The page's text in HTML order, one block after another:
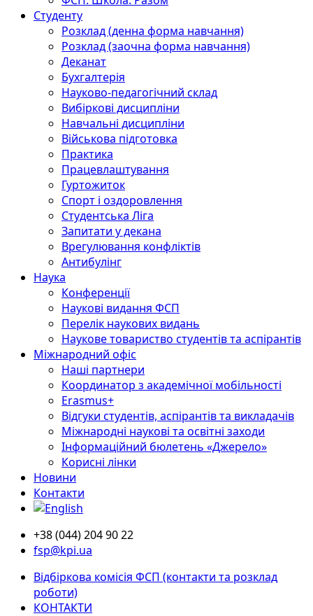
Студенту
Розклад (денна форма навчання)
Розклад (заочна форма навчання)
Деканат
Бухгалтерія
Науково-педагогічний склад
Вибіркові дисципліни
Навчальні дисципліни
Військова підготовка
Практика
Працевлаштування
Гуртожиток
Спорт і оздоровлення
Студентська Ліга
Запитати у декана
Врегулювання конфліктів
Антибулінг
Наука
Конференції
Наукові видання ФСП
Перелік наукових видань
Наукове товариство студентів та аспірантів
Міжнародний офіс
Наші партнери
Координатор з академічної мобільності
Erasmus+
Відгуки студентів, аспірантів та викладачів
Міжнародні наукові та освітні заходи
Інформаційний бюлетень «Джерело»
Корисні лінки
Новини
Контакти
+38 (044) 204 90 22
fsp@kpi.ua
Відбіркова комісія ФСП (контакти та розклад
роботи)
КОНТАКТИ